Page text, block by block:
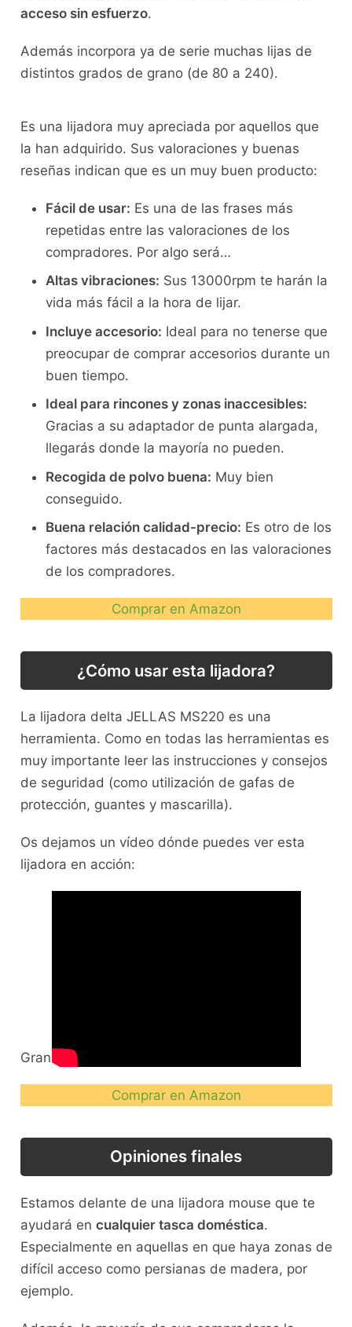
acceso sin esfuerzo.
Además incorpora ya de serie muchas lijas de
distintos grados de grano (de 80 a 240).
Es una lijadora muy apreciada por aquellos que
la han adquirido. Sus valoraciones y buenas
reseñas indican que es un muy buen producto:
Fácil de usar: Es una de las frases más
repetidas entre las valoraciones de los
compradores. Por algo será…
Altas vibraciones: Sus 13000rpm te harán la
vida más fácil a la hora de lijar.
Incluye accesorio: Ideal para no tenerse que
preocupar de comprar accesorios durante un
buen tiempo.
Ideal para rincones y zonas inaccesibles:
Gracias a su adaptador de punta alargada,
llegarás donde la mayoría no pueden.
Recogida de polvo buena: Muy bien
conseguido.
Buena relación calidad-precio: Es otro de los
factores más destacados en las valoraciones
de los compradores.
Comprar en Amazon
¿Cómo usar esta lijadora?
La lijadora delta JELLAS MS220 es una
herramienta. Como en todas las herramientas es
muy importante leer las instrucciones y consejos
de seguridad (como utilización de gafas de
protección, guantes y mascarilla).
Os dejamos un vídeo dónde puedes ver esta
lijadora en acción:
Gran lijadora y muy fácil de usar.
Comprar en Amazon
Opiniones finales
Estamos delante de una lijadora mouse que te
ayudará en cualquier tasca doméstica.
Especialmente en aquellas en que haya zonas de
difícil acceso como persianas de madera, por
ejemplo.